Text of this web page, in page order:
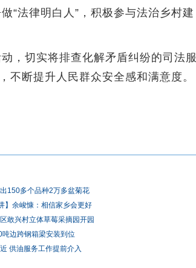
“法律明白人”，积极参与法治乡村建
切实将排查化解矛盾纠纷的司法服
不断提升人民群众安全感和满意度。
150多个品种2万多盆菊花
】余峻慷：相信家乡会更好
敢兴村立体草莓采摘园开园
边跨钢箱梁安装到位
供油服务工作提前介入